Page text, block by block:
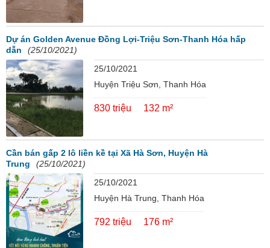
Dự án Golden Avenue Đồng Lợi-Triệu Sơn-Thanh Hóa hấp
dẫn
(25/10/2021)
25/10/2021
Huyện Triệu Sơn, Thanh Hóa
830 triệu 132 m²
Cần bán gấp 2 lô liền kề tại Xã Hà Sơn, Huyện Hà
Trung
(25/10/2021)
25/10/2021
Huyện Hà Trung, Thanh Hóa
792 triệu 176 m²